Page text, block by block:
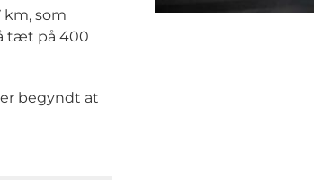
km, som
tæt på 400
begyndt at